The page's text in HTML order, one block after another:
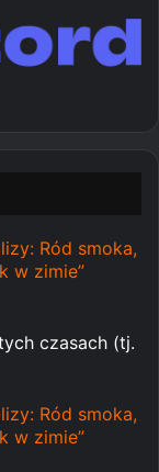
Ród smoka,
w zimie”
czasach (tj.
Ród smoka,
w zimie”